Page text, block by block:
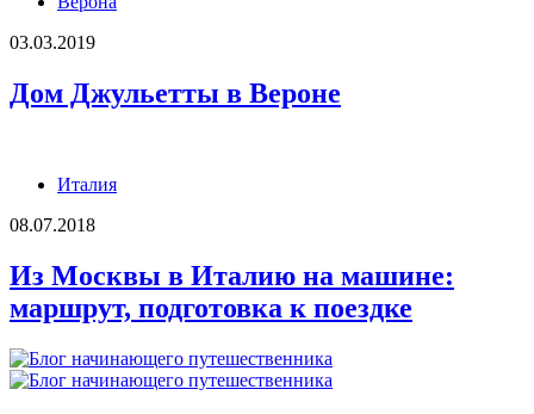
03.03.2019
Дом Джульетты в Вероне
Италия
08.07.2018
Из Москвы в Италию на машине:
маршрут, подготовка к поездке